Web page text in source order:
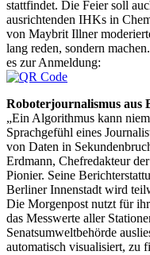
stattfindet. Die Feier soll
ausrichtenden IHKs in
von Maybrit Illner
lang reden, sondern
es zur Anmeldung:
Roboterjournalismus aus
„Ein Algorithmus kann
Sprachgefühl eines
von Daten in
Erdmann, Chefredakteur
Pionier. Seine
Berliner Innenstadt wird
Die Morgenpost nutzt für
das Messwerte aller
Senatsumweltbehörde
automatisch visu­a­lisiert, zu